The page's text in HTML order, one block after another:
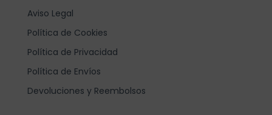
Aviso Legal
Política de Cookies
Política de Privacidad
Política de Envíos
Devoluciones y Reembolsos